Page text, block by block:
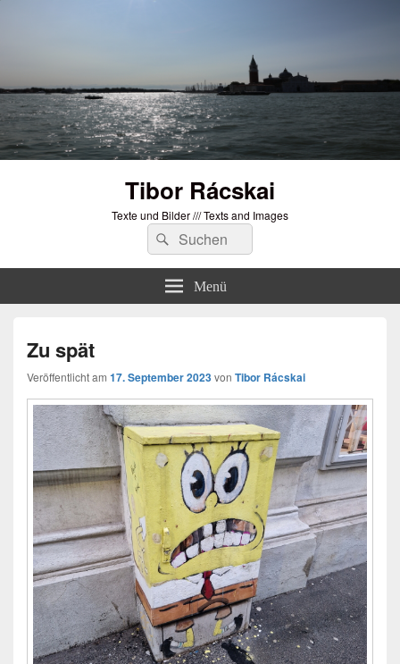
Tibor Rácskai
Texte und Bilder /// Texts and Images
Suchen
nach:
Suchen
Menü
Zu spät
Veröffentlicht am 17. September 2023von Tibor Rácskai